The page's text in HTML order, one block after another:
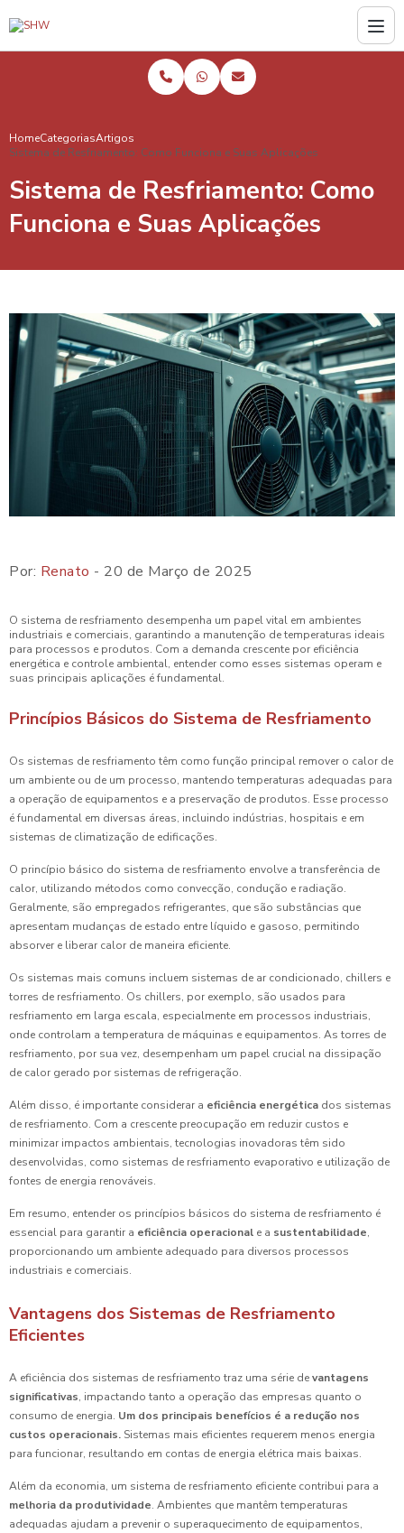
HomeCategoriasArtigos
Sistema de Resfriamento: Como Funciona e Suas Aplicações
Sistema de Resfriamento: Como
Funciona e Suas Aplicações
Por: Renato - 20 de Março de 2025
O sistema de resfriamento desempenha um papel vital em ambientes
industriais e comerciais, garantindo a manutenção de temperaturas ideais
para processos e produtos. Com a demanda crescente por eficiência
energética e controle ambiental, entender como esses sistemas operam e
suas principais aplicações é fundamental.
Princípios Básicos do Sistema de Resfriamento
Os sistemas de resfriamento têm como função principal remover o calor de
um ambiente ou de um processo, mantendo temperaturas adequadas para
a operação de equipamentos e a preservação de produtos. Esse processo
é fundamental em diversas áreas, incluindo indústrias, hospitais e em
sistemas de climatização de edificações.
O princípio básico do sistema de resfriamento envolve a transferência de
calor, utilizando métodos como convecção, condução e radiação.
Geralmente, são empregados refrigerantes, que são substâncias que
apresentam mudanças de estado entre líquido e gasoso, permitindo
absorver e liberar calor de maneira eficiente.
Os sistemas mais comuns incluem sistemas de ar condicionado, chillers e
torres de resfriamento. Os chillers, por exemplo, são usados para
resfriamento em larga escala, especialmente em processos industriais,
onde controlam a temperatura de máquinas e equipamentos. As torres de
resfriamento, por sua vez, desempenham um papel crucial na dissipação
de calor gerado por sistemas de refrigeração.
Além disso, é importante considerar a eficiência energética dos sistemas
de resfriamento. Com a crescente preocupação em reduzir custos e
minimizar impactos ambientais, tecnologias inovadoras têm sido
desenvolvidas, como sistemas de resfriamento evaporativo e utilização de
fontes de energia renováveis.
Em resumo, entender os princípios básicos do sistema de resfriamento é
essencial para garantir a eficiência operacional e a sustentabilidade,
proporcionando um ambiente adequado para diversos processos
industriais e comerciais.
Vantagens dos Sistemas de Resfriamento
Eficientes
A eficiência dos sistemas de resfriamento traz uma série devantagens
significativas, impactando tanto a operação das empresas quanto o
consumo de energia. Um dos principais benefícios é a redução nos
custos operacionais. Sistemas mais eficientes requerem menos energia
para funcionar, resultando em contas de energia elétrica mais baixas.
Além da economia, um sistema de resfriamento eficiente contribui para a
melhoria da produtividade. Ambientes que mantêm temperaturas
adequadas ajudam a prevenir o superaquecimento de equipamentos,